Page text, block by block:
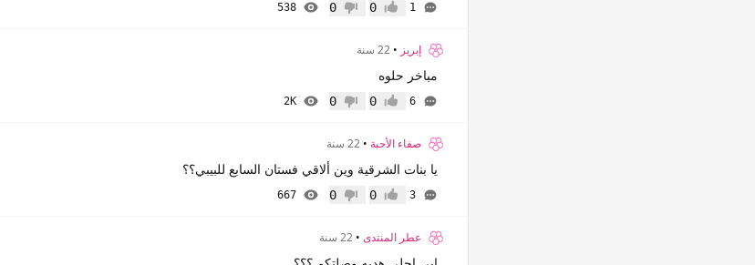
1 إعجاب0 عدم إعجاب
0
538
إبريز • 22 سنة
مباخر حلوه
6 إعجاب0 عدم إعجاب
0
2K
صفاء الأحبة • 22 سنة
يا بنات الشرقية وين ألاقي فستان السابع للبيبي؟؟
3 إعجاب0 عدم إعجاب
0
667
عطر المنتدى• 22 سنة